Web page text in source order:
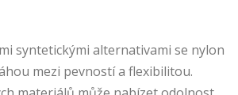
syntetickými alternativami se nylon
mezi pevností a flexibilitou.